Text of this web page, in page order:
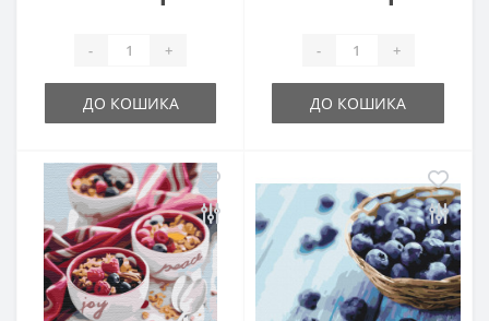
- +
ДО КОШИКА
- +
ДО КОШИКА